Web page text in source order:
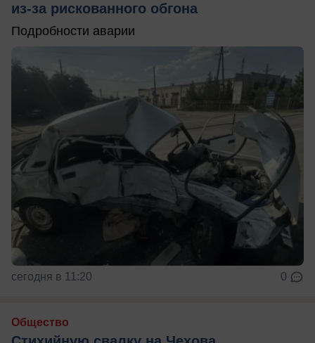
из-за рискованного обгона
Подробности аварии
сегодня в 11:20 0
Общество